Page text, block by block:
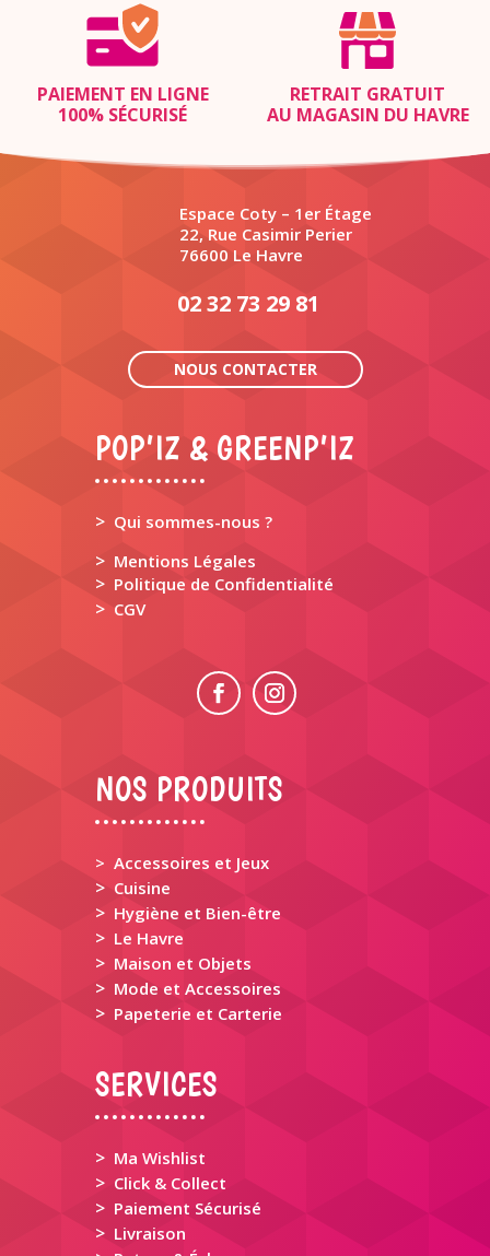
PAIEMENT EN LIGNE
100% SÉCURISÉ
RETRAIT GRATUIT
AU MAGASIN DU HAVRE
Espace Coty – 1er Étage
22, Rue Casimir Perier
76600 Le Havre
02 32 73 29 81
NOUS CONTACTER
POP’IZ & GREENP’IZ
> Qui sommes-nous ?
> Mentions Légales
> Politique de Confidentialité
> CGV
NOS PRODUITS
> Accessoires et Jeux
> Cuisine
> Hygiène et Bien-être
> Le Havre
> Maison et Objets
> Mode et Accessoires
> Papeterie et Carterie
SERVICES
> Ma Wishlist
> Click & Collect
> Paiement Sécurisé
> Livraison